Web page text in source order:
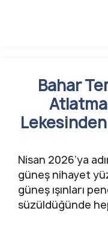
Bahar
Nisan 2026’ya
güneş nihayet
güneş ışınları
süzüldüğünde